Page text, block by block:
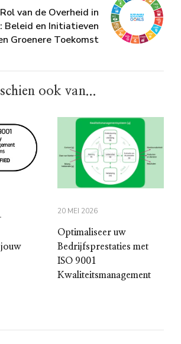
van de Overheid in
Beleid en Initiatieven
Groenere Toekomst
ook van...
20 MEI 2026
Optimaliseer uw
Bedrijfsprestaties met
ISO 9001
Kwaliteitsmanagement